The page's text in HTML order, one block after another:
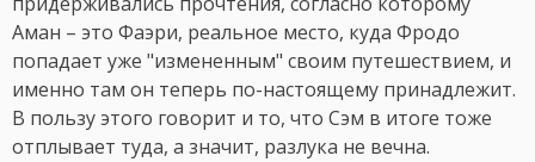
Аман – это Фаэри, реальное место, куда Фродо
попадает уже "измененным" своим путешествием, и
именно там он теперь по-настоящему принадлежит.
В пользу этого говорит и то, что Сэм в итоге тоже
отплывает туда, а значит, разлука не вечна.